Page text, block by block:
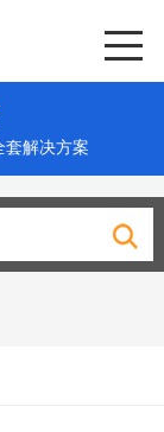
解决方案